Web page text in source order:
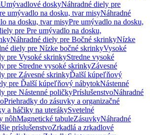
Umývadlové doskyNáhradné diely pre
umývadlo na dosku, tvar misyNáhradné
na dosku, tvar misyPre umývadlo na dosku,
pre Pre umývadlo na dosku,
Náhradné diely pre Bočné skrinkyNízke
diely pre Nízke bočné skrinkyVysoké
pre Vysoké skrinkyStredne vysoké
pre Stredne vysoké skrinkyZávesné
pre Závesné skrinkyĎalší kúpeľňový
pre Ďalší kúpeľňový nábytokNástenné
pre Nástenné poličkyPríslušenstvoNáhradné
Priehradky do zásuvky a organizačné
a háčiky na uterákySvetelné
nôhMagnetické tabuleZásuvkyNáhradné
príslušenstvoZrkadlá a zrkadlové